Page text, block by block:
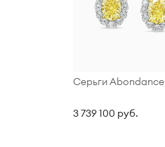
Серьги Abondance
3 739 100 руб.